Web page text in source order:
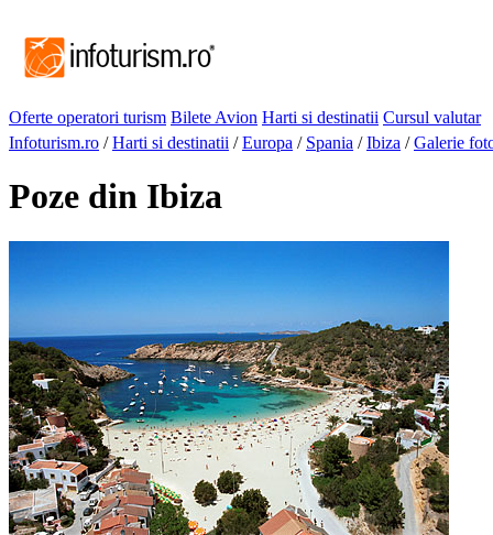
Oferte operatori turism Bilete Avion Harti si destinatii Cursul valutar
Infoturism.ro /Harti si destinatii /Europa / Spania /Ibiza /Galerie
Poze din Ibiza